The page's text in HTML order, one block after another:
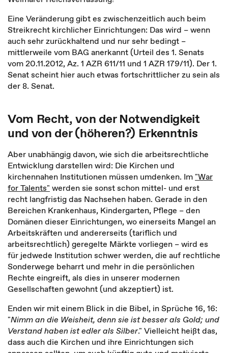
Eine Veränderung gibt es zwischenzeitlich auch beim
Streikrecht kirchlicher Einrichtungen: Das wird – wenn
auch sehr zurückhaltend und nur sehr bedingt –
mittlerweile vom BAG anerkannt (Urteil des 1. Senats
vom 20.11.2012, Az. 1 AZR 611/11 und 1 AZR 179/11). Der 1.
Senat scheint hier auch etwas fortschrittlicher zu sein als
der 8. Senat.
Vom Recht, von der Notwendigkeit
und von der (höheren?) Erkenntnis
Aber unabhängig davon, wie sich die arbeitsrechtliche
Entwicklung darstellen wird: Die Kirchen und
kirchennahen Institutionen müssen umdenken. Im"War
for Talents" werden sie sonst schon mittel- und erst
recht langfristig das Nachsehen haben. Gerade in den
Bereichen Krankenhaus, Kindergarten, Pflege – den
Domänen dieser Einrichtungen, wo einerseits Mangel an
Arbeitskräften und andererseits (tariflich und
arbeitsrechtlich) geregelte Märkte vorliegen – wird es
für jedwede Institution schwer werden, die auf rechtliche
Sonderwege beharrt und mehr in die persönlichen
Rechte eingreift, als dies in unserer modernen
Gesellschaften gewohnt (und akzeptiert) ist.
Enden wir mit einem Blick in die Bibel, in Sprüche 16, 16:
"Nimm an die Weisheit, denn sie ist besser als Gold; und
Verstand haben ist edler als Silber." Vielleicht heißt das,
dass auch die Kirchen und ihre Einrichtungen sich